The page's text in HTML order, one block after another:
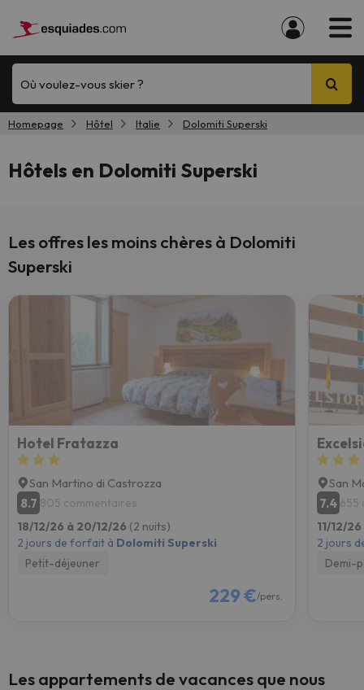
Où voulez-vous skier ?
Homepage Hôtel Italie Dolomiti Superski
Hôtels en Dolomiti Superski
Les offres les moins chères à Dolomiti
Superski
Hotel Fratazza
San Martino di Castrozza
8.7 805 commentaires
18/12/26 à 20/12/26 (2 nuits)
2 jours de forfait à Dolomiti Superski
Petit-déjeuner
229 €/pers.
San
7.4 655
11/12/
2 jours
Demi-
Les appartements de vacances que nous